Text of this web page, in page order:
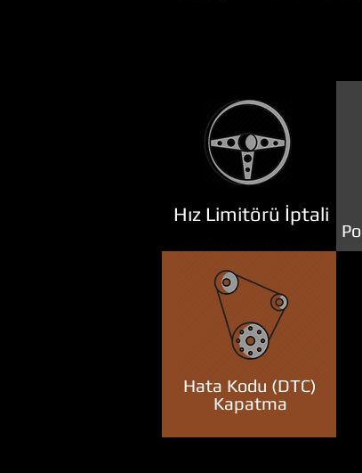
Hız Limitörü İptali
Hata Kodu (DTC)
Kapatma